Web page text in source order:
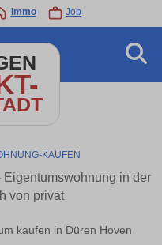
Immo Job
KAUFEN
in der
von privat
kaufen in Düren Hoven